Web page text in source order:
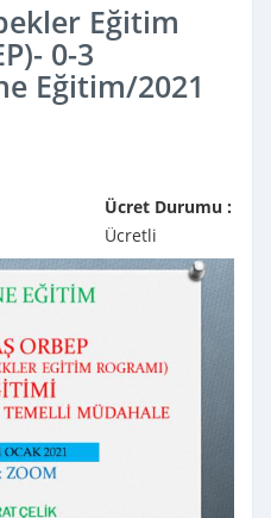
Eğitim
0-3
Eğitim/2021
Ücret Durumu :
Ücretli